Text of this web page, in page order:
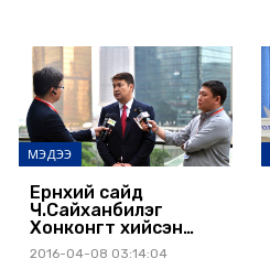
МЭДЭЭ
Ерөнхий сайд
Ч.Сайханбилэг
Хонконгт хийсэн
айлчлалаа дүгнэж
ярилцлага өглөө
2016-04-08 03:14:04